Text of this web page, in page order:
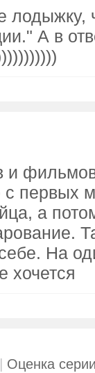
лодыжку,
А в
фильмов
с первых
а
На
хочется
| Оценка